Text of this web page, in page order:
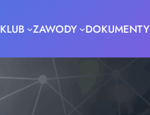
KLUB ZAWODY DOKUMENTY